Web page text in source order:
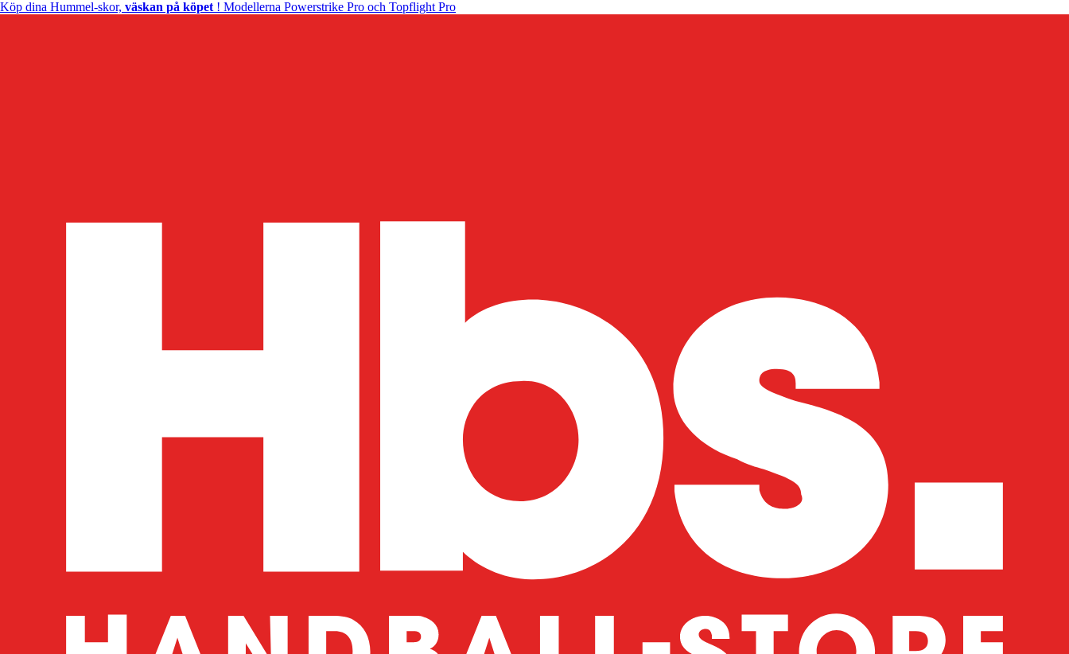
Köp dina Hummel-skor, väskan på köpet ! Modellerna Powerstrike Pro och Topflight Pro